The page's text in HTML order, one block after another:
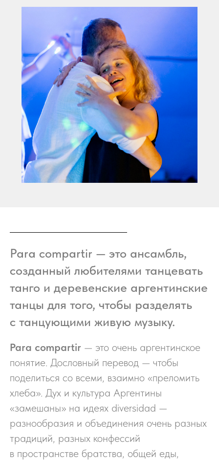
Para compartir — это ансамбль,
созданный любителями танцевать
танго и деревенские аргентинские
танцы для того, чтобы разделять
с танцующими живую музыку.
Para compartir — это очень аргентинское
понятие. Дословный перевод — чтобы
поделиться со всеми, взаимно «преломить
хлеба». Дух и культура Аргентины
«замешаны» на идеях diversidad —
разнообразия и объединения очень разных
традиций, разных конфессий
в пространстве братства, общей еды,